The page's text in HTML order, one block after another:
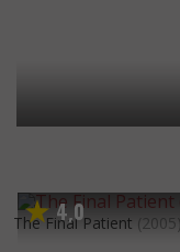
4,0
The Final Patient (2005)